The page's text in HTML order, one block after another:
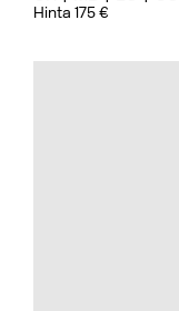
Hinta 175 €